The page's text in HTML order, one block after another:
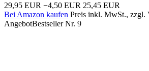
29,95 EUR −4,50 EUR 25,45 EUR
Bei Amazon kaufen Preis inkl. MwSt., zzgl.
AngebotBestseller Nr. 9